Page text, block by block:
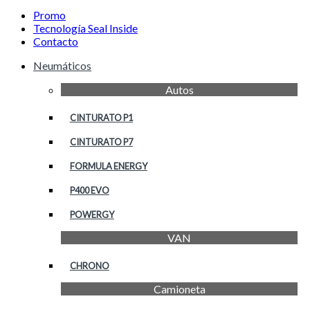
Promo
Tecnología Seal Inside
Contacto
Neumáticos
Autos
CINTURATO P1
CINTURATO P7
FORMULA ENERGY
P400 EVO
POWERGY
VAN
CHRONO
Camioneta